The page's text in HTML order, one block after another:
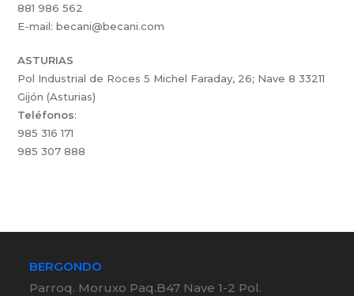
881 986 562
E-mail: becani@becani.com
ASTURIAS
Pol Industrial de Roces 5 Michel Faraday, 26; Nave 8 33211
Gijón (Asturias)
Teléfonos:
985 316 171
985 307 888
BERGONDO
Parroq. Moruxo Paq.B47 Nave 1-2 Pol.